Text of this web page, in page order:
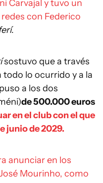
Carvajal y tuvo un
con Federico
.
sostuvo que a través
todo lo ocurrido y a la
a los dos
de 500.000 euros
en el club con el que
junio de 2029.
anunciar en los
Mourinho, como